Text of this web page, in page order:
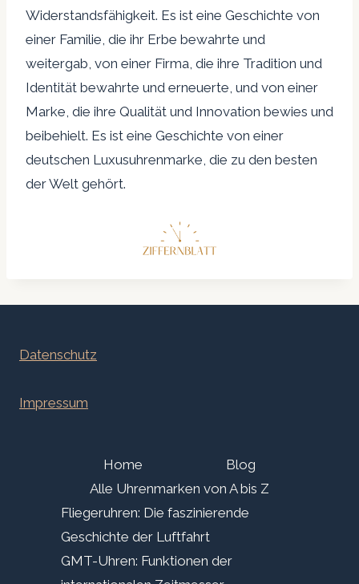
Widerstandsfähigkeit. Es ist eine Geschichte von
einer Familie, die ihr Erbe bewahrte und
weitergab, von einer Firma, die ihre Tradition und
Identität bewahrte und erneuerte, und von einer
Marke, die ihre Qualität und Innovation bewies und
beibehielt. Es ist eine Geschichte von einer
deutschen Luxusuhrenmarke, die zu den besten
der Welt gehört.
Datenschutz
Impressum
Home
Blog
Alle Uhrenmarken von A bis Z
Fliegeruhren: Die faszinierende
Geschichte der Luftfahrt
GMT-Uhren: Funktionen der